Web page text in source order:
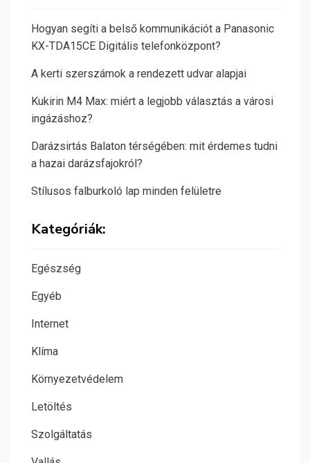
Hogyan segíti a belső kommunikációt a Panasonic
KX-TDA15CE Digitális telefonközpont?
A kerti szerszámok a rendezett udvar alapjai
Kukirin M4 Max: miért a legjobb választás a városi
ingázáshoz?
Darázsirtás Balaton térségében: mit érdemes tudni
a hazai darázsfajokról?
Stílusos falburkoló lap minden felületre
Kategóriák:
Egészség
Egyéb
Internet
Klíma
Környezetvédelem
Letöltés
Szolgáltatás